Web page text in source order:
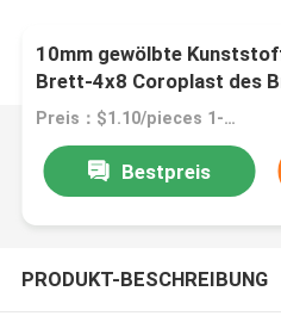
10mm gewölbte
Brett-4x8 Coroplast des
Preis：$1.10/pieces 1-1999 pieces
Bestpreis
PRODUKT-BESCHREIBUNG